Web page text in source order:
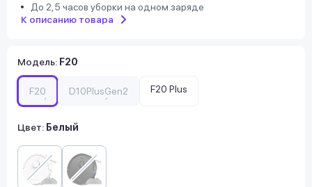
До 2,5 часов уборки на одном заряде
К описанию товара
Модель: F20
F20 D10PlusGen2 F20 Plus
Цвет: Белый